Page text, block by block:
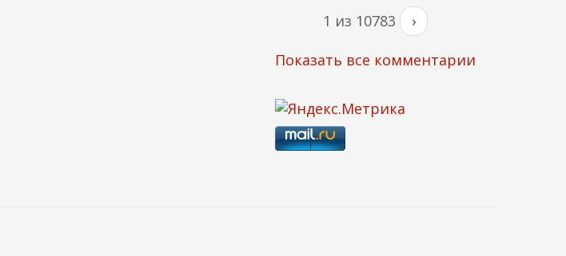
1 из 10783 ›
Показать все комментарии